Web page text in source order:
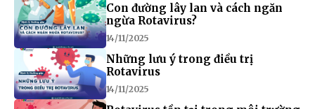
Con đường lây lan và cách ngăn
ngừa Rotavirus?
14/11/2025
Những lưu ý trong điều trị
Rotavirus
14/11/2025